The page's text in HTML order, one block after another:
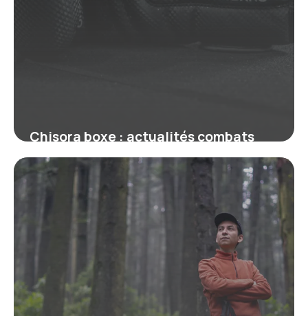
Chisora boxe : actualités combats
2026
18 juin 2026